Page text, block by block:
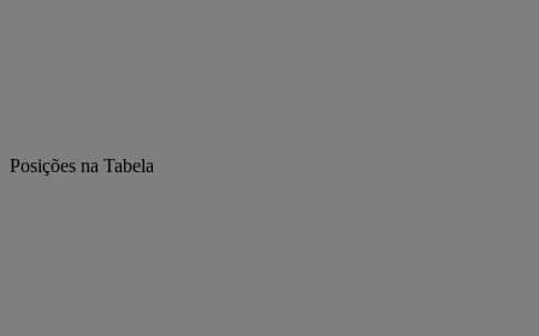
Posições na Tabela